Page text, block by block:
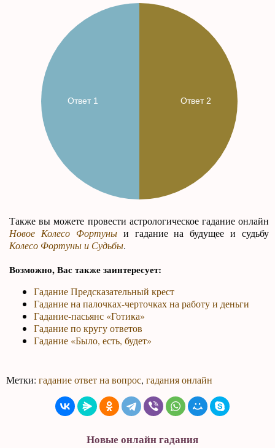
Также вы можете провести астрологическое гадание онлайн
Новое Колесо Фортуныи гадание на будущее и судьбу
Колесо Фортуны и Судьбы.
Возможно, Вас также заинтересует:
Гадание Предсказательный крест
Гадание на палочках-черточках на работу и деньги
Гадание-пасьянс «Готика»
Гадание по кругу ответов
Гадание «Было, есть, будет»
Метки:гадание ответ на вопрос,гадания онлайн
Новые онлайн гадания